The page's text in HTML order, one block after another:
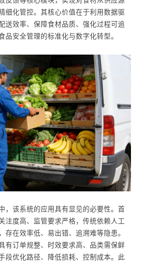
细化管控。其核心价值在于利用数据驱
送效率、保障食材品质、强化过程可追
品安全管理的标准化与数字化转型。
，该系统的应用具有显见的必要性。首
注度高、监管要求严格，传统依赖人工
存在效率低、易出错、追溯难等隐患。
有订单规整、时效要求高、品类需保鲜
段优化路径、降低损耗、控制成本。此